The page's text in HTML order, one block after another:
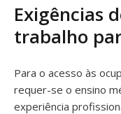
Exigências
trabalho
Para o acesso às
requer-se o ensino
experiência